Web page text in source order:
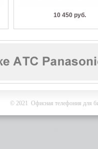
10 450 руб.
© 2021 Офисная телефония для